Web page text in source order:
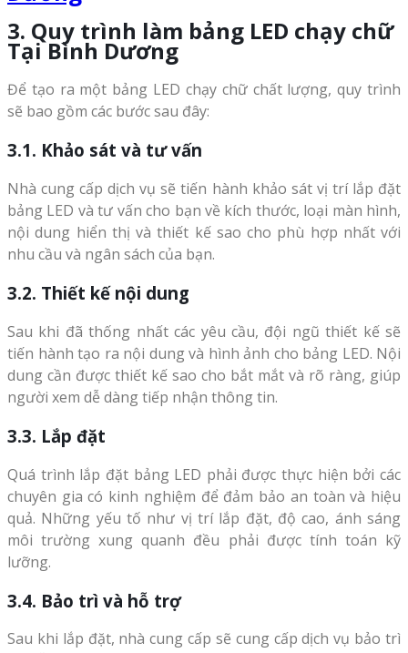
3. Quy trình làm bảng LED chạy chữ
Tại Bình Dương
Để tạo ra một bảng LED chạy chữ chất lượng, quy trình
sẽ bao gồm các bước sau đây:
3.1. Khảo sát và tư vấn
Nhà cung cấp dịch vụ sẽ tiến hành khảo sát vị trí lắp đặt
bảng LED và tư vấn cho bạn về kích thước, loại màn hình,
nội dung hiển thị và thiết kế sao cho phù hợp nhất với
nhu cầu và ngân sách của bạn.
3.2. Thiết kế nội dung
Sau khi đã thống nhất các yêu cầu, đội ngũ thiết kế sẽ
tiến hành tạo ra nội dung và hình ảnh cho bảng LED. Nội
dung cần được thiết kế sao cho bắt mắt và rõ ràng, giúp
người xem dễ dàng tiếp nhận thông tin.
3.3. Lắp đặt
Quá trình lắp đặt bảng LED phải được thực hiện bởi các
chuyên gia có kinh nghiệm để đảm bảo an toàn và hiệu
quả. Những yếu tố như vị trí lắp đặt, độ cao, ánh sáng
môi trường xung quanh đều phải được tính toán kỹ
lưỡng.
3.4. Bảo trì và hỗ trợ
Sau khi lắp đặt, nhà cung cấp sẽ cung cấp dịch vụ bảo trì